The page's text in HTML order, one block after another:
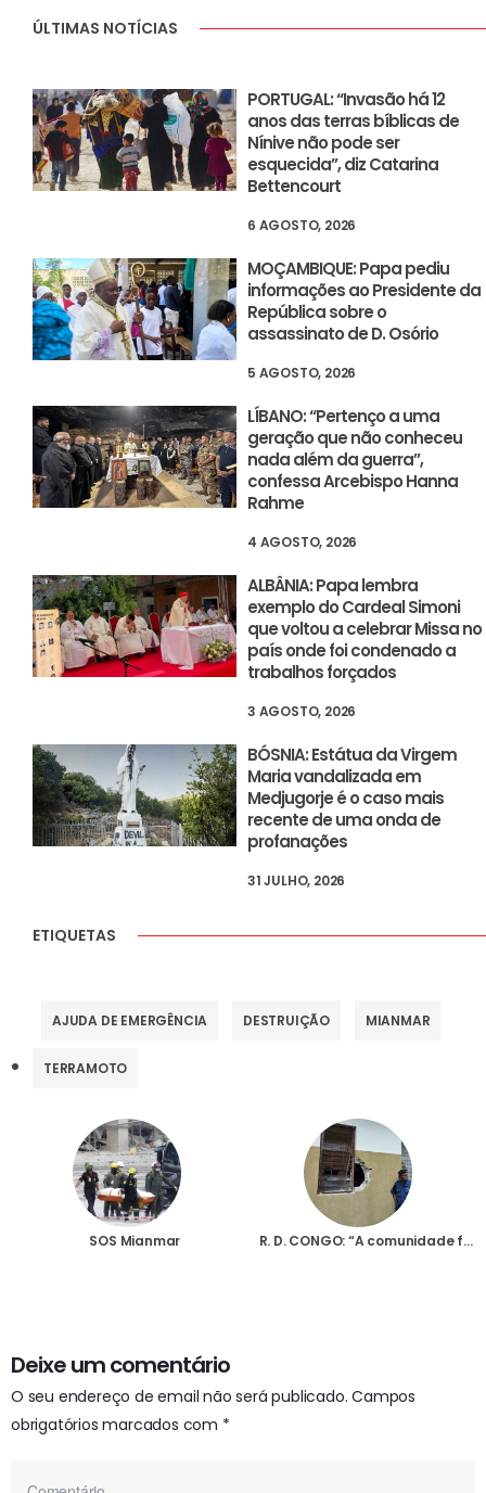
ÚLTIMAS NOTÍCIAS
PORTUGAL: “Invasão há 12
anos das terras bíblicas de
Nínive não pode ser
esquecida”, diz Catarina
Bettencourt
6 AGOSTO, 2026
MOÇAMBIQUE: Papa pediu
informações ao Presidente da
República sobre o
assassinato de D. Osório
5 AGOSTO, 2026
LÍBANO: “Pertenço a uma
geração que não conheceu
nada além da guerra”,
confessa Arcebispo Hanna
Rahme
4 AGOSTO, 2026
ALBÂNIA: Papa lembra
exemplo do Cardeal Simoni
que voltou a celebrar Missa no
país onde foi condenado a
trabalhos forçados
3 AGOSTO, 2026
BÓSNIA: Estátua da Virgem
Maria vandalizada em
Medjugorje é o caso mais
recente de uma onda de
profanações
31 JULHO, 2026
ETIQUETAS
AJUDA DE EMERGÊNCIA DESTRUIÇÃO MIANMAR
TERRAMOTO
SOS Mianmar R. D. CONGO: “A comunidade ficou sem nada”, diz irmã dominicana após assalto violento à casa da congregação em Kinshasa
Deixe um comentário
O seu endereço de email não será publicado. Campos
obrigatórios marcados com *